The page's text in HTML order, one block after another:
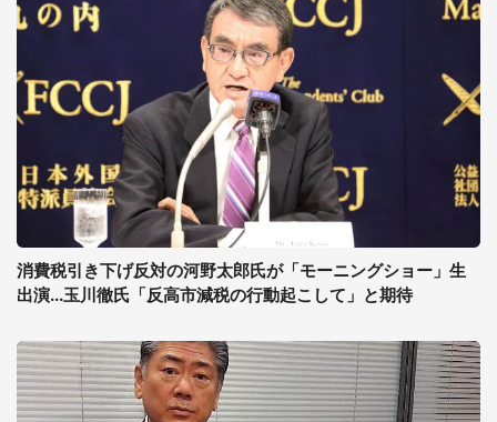
消費税引き下げ反対の河野太郎氏が「モーニングショー」生
出演...玉川徹氏「反高市減税の行動起こして」と期待